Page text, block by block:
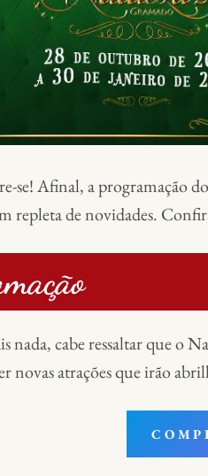
se! Afinal, a programação
repleta de novidades.
nada, cabe ressaltar que o
novas atrações que irão